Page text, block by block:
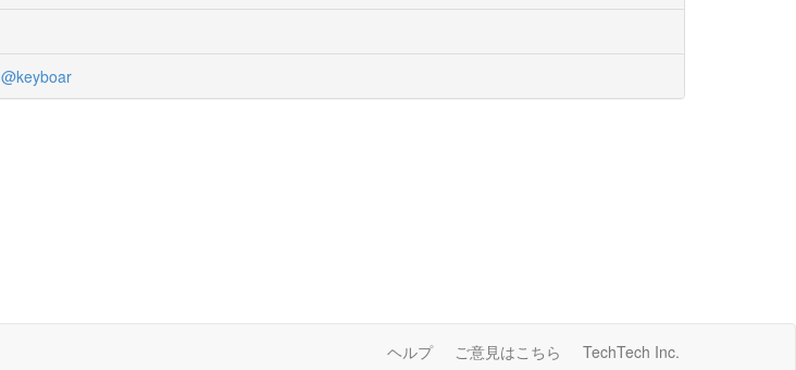
@keyboar
ヘルプ ご意見はこちら TechTech Inc.